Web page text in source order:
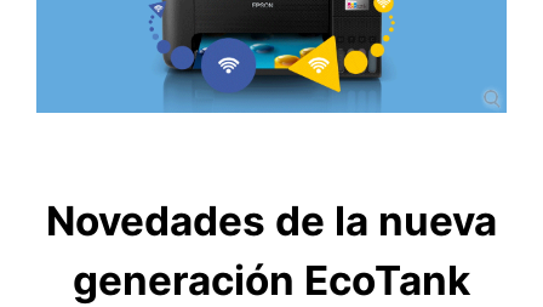
Novedades de la nueva
generación EcoTank